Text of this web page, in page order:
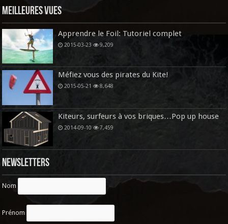
Meilleures vues
Apprendre le Foil: Tutoriel complet
2015-03-23 9,209
Méfiez vous des pirates du Kite!
2015-05-21 8,648
Kiteurs, surfeurs à vos briques…Pop up house
2014-09-10 7,459
Newsletters
Nom
Prénom